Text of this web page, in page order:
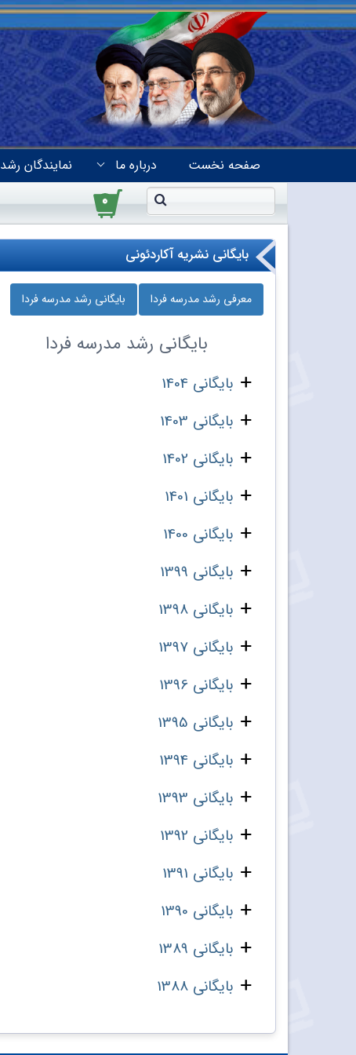
صفحه نخست درباره ما نمایندگان رشد
۰
بایگانی نشریه آکاردئونی
معرفی رشد مدرسه‌ فردا بایگانی رشد مدرسه‌ فردا
بایگانی رشد مدرسه‌ فردا
بایگانی 1404
بایگانی 1403
بایگانی 1402
بایگانی 1401
بایگانی 1400
بایگانی 1399
بایگانی 1398
بایگانی 1397
بایگانی 1396
بایگانی 1395
بایگانی 1394
بایگانی 1393
بایگانی 1392
بایگانی 1391
بایگانی 1390
بایگانی 1389
بایگانی 1388